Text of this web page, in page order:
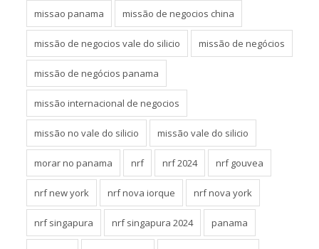
missao panama missão de negocios china
missão de negocios vale do silicio missão de negócios
missão de negócios panama
missão internacional de negocios
missão no vale do silicio missão vale do silicio
morar no panama nrf nrf 2024 nrf gouvea
nrf new york nrf nova iorque nrf nova york
nrf singapura nrf singapura 2024 panama